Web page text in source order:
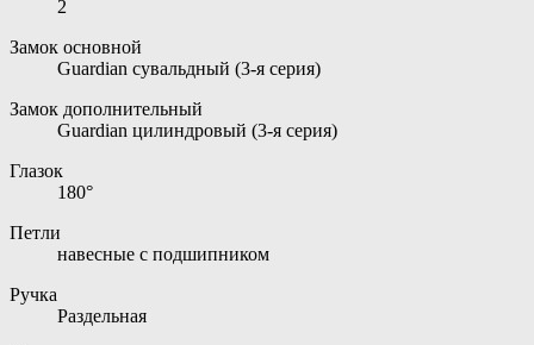
2
Замок основной
Guardian сувальдный (3-я серия)
Замок дополнительный
Guardian цилиндровый (3-я серия)
Глазок
180°
Петли
навесные с подшипником
Ручка
Раздельная